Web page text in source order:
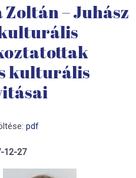
– Juhász
kulturális
pdf
12-27